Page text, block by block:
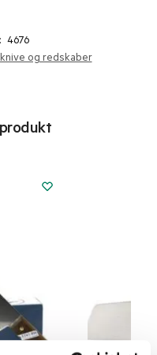
4676
og redskaber